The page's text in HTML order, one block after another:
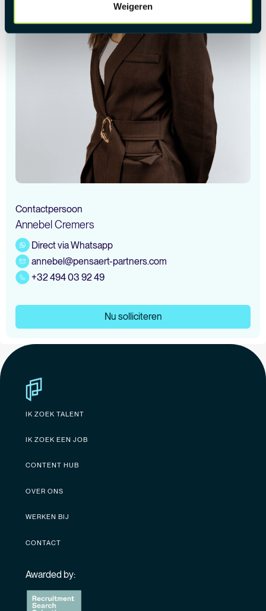
Weigeren
Contactpersoon
Annebel Cremers
Direct via Whatsapp
annebel@pensaert-partners.com
+32 494 03 92 49
Nu solliciteren
IK ZOEK TALENT
IK ZOEK EEN JOB
CONTENT HUB
OVER ONS
WERKEN BIJ
CONTACT
Awarded by: